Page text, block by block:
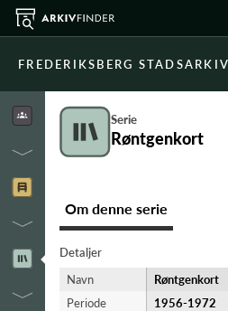
FREDERIKSBERG STADSARKIV
Serie
Røntgenkort
Om denne serie
Detaljer
Navn
Røntgenkort
Periode
1956-​1972